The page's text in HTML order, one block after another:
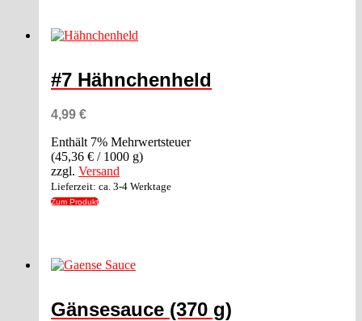
weist
auf.
Optionen
auf
der
Produktseite
gewählt
werden
#7 Hähnchenheld
4,99 €
Enthält 7% Mehrwertsteuer
(45,36 € / 1000 g)
zzgl. Versand
Lieferzeit: ca. 3-4 Werktage
Zum Produkt
Gänsesauce (370 g)